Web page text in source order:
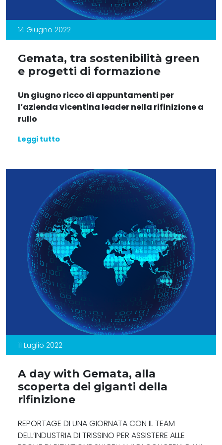
14 Giugno 2022
Gemata, tra sostenibilità green
e progetti di formazione
Un giugno ricco di appuntamenti per
l’azienda vicentina leader nella rifinizione a
rullo
Leggi tutto
11 Luglio 2022
A day with Gemata, alla
scoperta dei giganti della
rifinizione
REPORTAGE DI UNA GIORNATA CON IL TEAM
DELL’INDUSTRIA DI TRISSINO PER ASSISTERE ALLE